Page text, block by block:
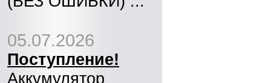
05.07.2026
Поступление!
Аккумулятор